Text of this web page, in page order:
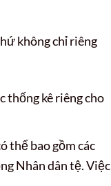
không chỉ riêng
thống kê riêng cho
thể bao gồm các
Nhân dân tệ. Việc